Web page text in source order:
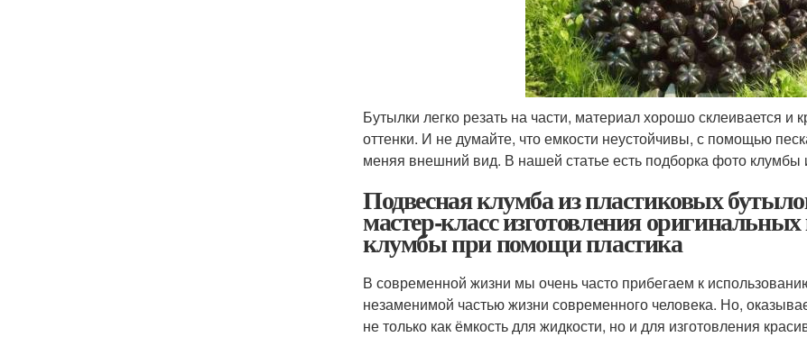
Бутылки легко резать на части, материал хорошо склеивается
оттенки. И не думайте, что емкости неустойчивы, с помощью
меняя внешний вид. В нашей статье есть подборка фото клумбы
Подвесная клумба из пластиковых
мастер-класс изготовления
клумбы при помощи пластика
В современной жизни мы очень часто прибегаем к
незаменимой частью жизни современного человека. Но,
не только как ёмкость для жидкости, но и для изготовления